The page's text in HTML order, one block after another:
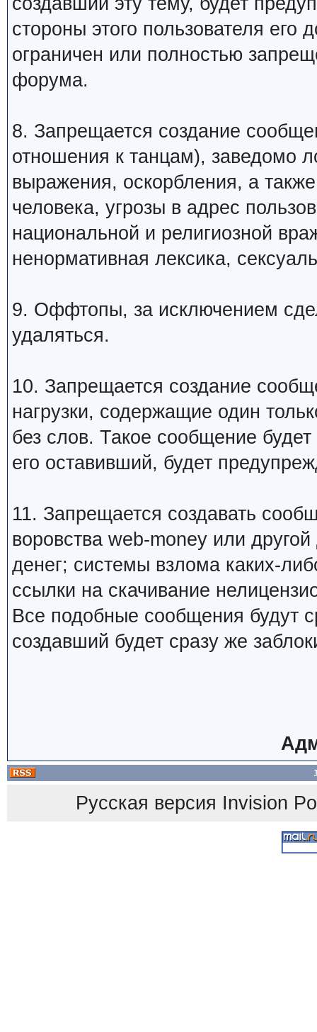
стороны этого пользователя
ограничен или полностью
форума.
8. Запрещается создание
отношения к танцам), заведомо
выражения, оскорбления, а
человека, угрозы в адрес
национальной и религиозной
ненормативная лексика,
9. Оффтопы, за исключением
удаляться.
10. Запрещается создание
нагрузки, содержащие один
без слов. Такое сообщение
его оставивший, будет
11. Запрещается создавать
воровства web-money или
денег; системы взлома каких-
ссылки на скачивание
Все подобные сообщения будут
создавший будет сразу же
Русская версия Invision